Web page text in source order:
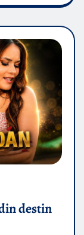
destin